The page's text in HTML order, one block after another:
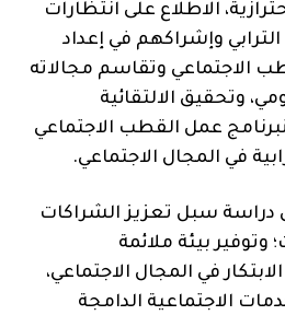
الاطلاع على انتظارات
وإشراكهم في إعداد
الاجتماعي وتقاسم مجالاته
وتحقيق الالتقائية
عمل القطب الاجتماعي
في المجال الاجتماعي.
دراسة سبل تعزيز الشراكات
وتوفير بيئة ملائمة
في المجال الاجتماعي،
الاجتماعية الدامجة